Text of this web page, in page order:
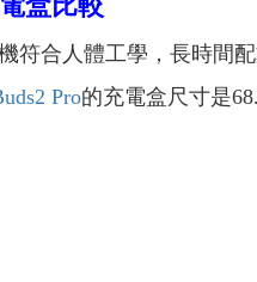
符合人體工學，長時間
Pro的充電盒尺寸是